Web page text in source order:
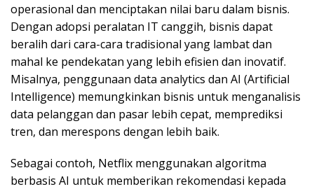
operasional dan menciptakan nilai baru dalam bisnis.
Dengan adopsi peralatan IT canggih, bisnis dapat
beralih dari cara-cara tradisional yang lambat dan
mahal ke pendekatan yang lebih efisien dan inovatif.
Misalnya, penggunaan data analytics dan AI (Artificial
Intelligence) memungkinkan bisnis untuk menganalisis
data pelanggan dan pasar lebih cepat, memprediksi
tren, dan merespons dengan lebih baik.
Sebagai contoh, Netflix menggunakan algoritma
berbasis AI untuk memberikan rekomendasi kepada